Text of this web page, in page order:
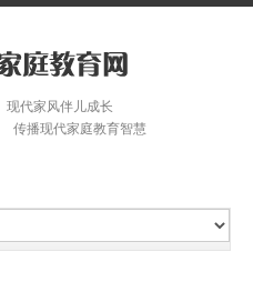
代家风伴儿成长
传播现代家庭教育智慧